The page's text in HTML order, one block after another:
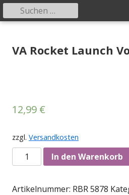
zum
Primäres
Suchen
nach:
VA Rocket Launch
12,99 €
zzgl. Versandkosten
Anzahl In den Warenkorb
Artikelnummer: RBR 5878